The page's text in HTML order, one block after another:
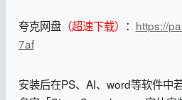
夸克网盘（超速下载） ： https://
7af
安装后在PS、AI、word等软件中